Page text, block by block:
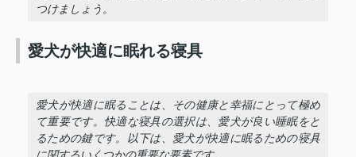
つけましょう。
愛犬が快適に眠れる寝具
愛犬が快適に眠ることは、その健康と幸福にとって極め
て重要です。快適な寝具の選択は、愛犬が良い睡眠をと
るための鍵です。以下は、愛犬が快適に眠るための寝具